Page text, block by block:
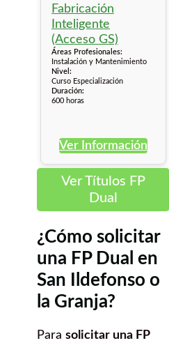
Áreas Profesionales:
Instalación y Mantenimiento
Nivel:
Curso Especialización
Duración:
600 horas
Ver Información
Ver Títulos FP
Dual
¿Cómo solicitar
una FP Dual en
San Ildefonso o
la Granja?
Para solicitar una FP